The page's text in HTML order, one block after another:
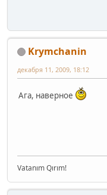
Krymchanin
декабря 11, 2009, 18:12
Ага, наверное
Vatanım Qırım!